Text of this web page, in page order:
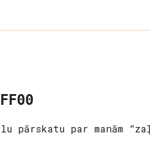
pārskatu par manām